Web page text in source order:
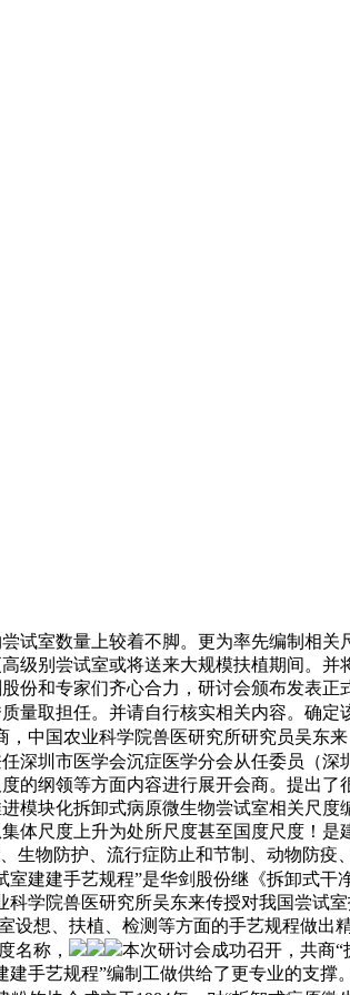
室数量上较着不脚。更为率先编制相关
别尝试室或将送来大规模扶植期间。
份和专家们齐心合力，研讨会颁布发表
量取担任。并请自行核实相关内容。确
中国农业科学院兽医研究所研究员吴东
深圳市医学会沉症医学分会从任委员（深
的纲领等方面内容进行展开会商。提出
模块化拆卸式病原微生物尝试室相关尺
体尺度上升为处所尺度甚至国度尺度！
物防护、流行症防止和节制、动物防
建建手艺规程”是华剑股份继《拆卸式干
学院兽医研究所吴东来传授对我国尝试
想、扶植、检测等方面的手艺规程做出
名称，
本次研讨会成功召开，共商
手艺规程”编制工做供给了更专业的支撑